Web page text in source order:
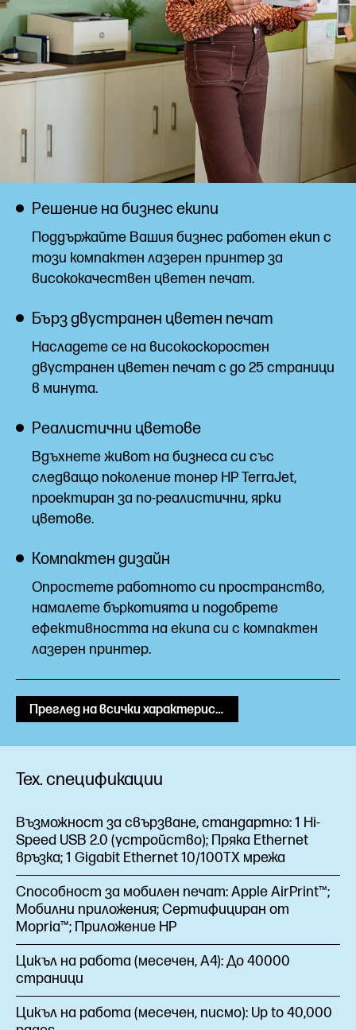
Решение на бизнес екипи
Поддържайте Вашия бизнес работен екип с
този компактен лазерен принтер за
висококачествен цветен печат.
Бърз двустранен цветен печат
Насладете се на високоскоростен
двустранен цветен печат с до 25 страници
в минута.
Реалистични цветове
Вдъхнете живот на бизнеса си със
следващо поколение тонер HP TerraJet,
проектиран за по-реалистични, ярки
цветове.
Компактен дизайн
Опростете работното си пространство,
намалете бъркотията и подобрете
ефективността на екипа си с компактен
лазерен принтер.
Преглед на всички характеристики
Тех. спецификации
Възможност за свързване, стандартно:1 Hi-
Speed USB 2.0 (устройство); Пряка Ethernet
връзка; 1 Gigabit Ethernet 10/100TX мрежа
Способност за мобилен печат:Apple AirPrint™;
Мобилни приложения; Сертифициран от
Mopria™; Приложение HP
Цикъл на работа (месечен, А4):До 40000
страници
Цикъл на работа (месечен, писмо): Up to 40,000